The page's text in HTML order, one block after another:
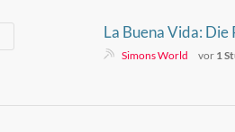
La Buena Vida: Die
Odyssee
Simons World vor 1